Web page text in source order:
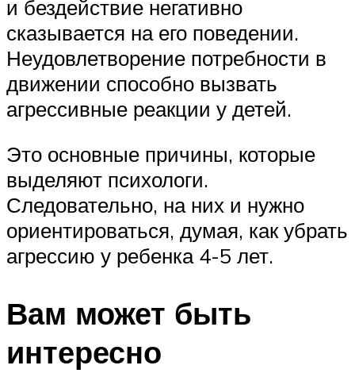
и бездействие негативно
сказывается на его поведении.
Неудовлетворение потребности в
движении способно вызвать
агрессивные реакции у детей.
Это основные причины, которые
выделяют психологи.
Следовательно, на них и нужно
ориентироваться, думая, как убрать
агрессию у ребенка 4-5 лет.
Вам может быть
интересно